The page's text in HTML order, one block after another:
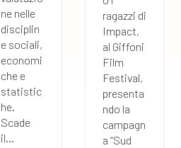
ne nelle
disciplin
e sociali,
economi
che e
statistic
he.
Scade
il...
ragazzi di
Impact,
al Giffoni
Film
Festival,
presenta
ndo la
campagn
a “Sud